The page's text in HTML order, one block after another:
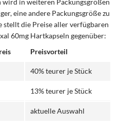
eine andere Packungsgröße zu
stellt die Preise aller verfügbaren
60mg Hartkapseln gegenüber:
Preisvorteil
40% teurer je Stück
13% teurer je Stück
aktuelle Auswahl